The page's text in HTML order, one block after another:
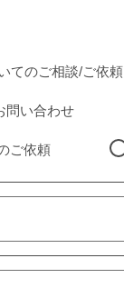
てのご相談/ご依頼
問い合わせ
ご依頼